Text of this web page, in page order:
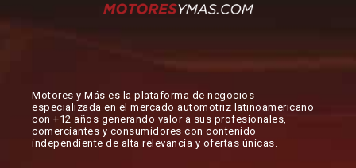
Motores y Más es la plataforma de negocios
especializada en el mercado automotriz latinoamericano
con +12 años generando valor a sus profesionales,
comerciantes y consumidores con contenido
independiente de alta relevancia y ofertas únicas.​